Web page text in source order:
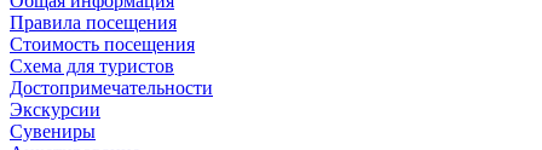
Правила посещения
Стоимость посещения
Схема для туристов
Достопримечательности
Экскурсии
Сувениры